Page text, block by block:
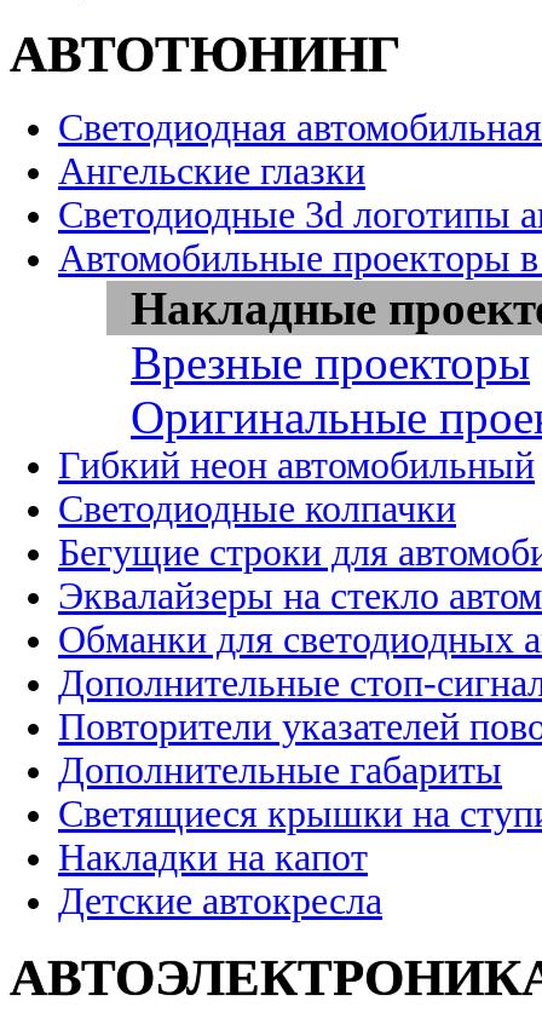
АВТОТЮНИНГ
Светодиодная
Ангельские глазки
Светодиодные 3d логотипы
Автомобильные проекторы
Накладные
Врезные проекторы
Оригинальные
Гибкий неон автомобильный
Светодиодные колпачки
Бегущие строки для
Эквалайзеры на стекло
Обманки для светодиодных
Дополнительные стоп-
Повторители указателей
Дополнительные габариты
Светящиеся крышки на
Накладки на капот
Детские автокресла